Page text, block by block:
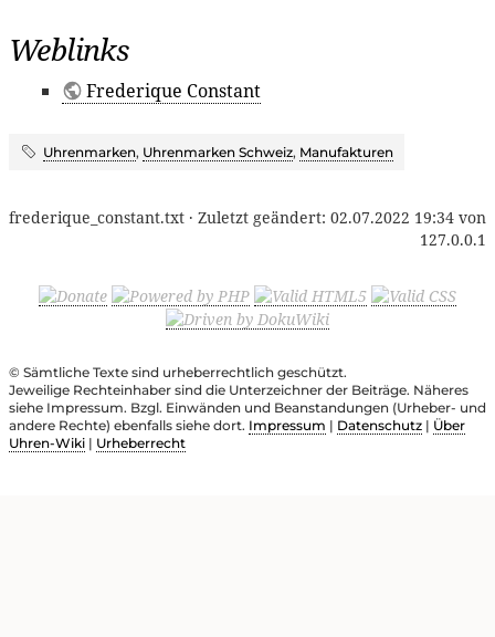
Weblinks
Frederique Constant
Uhrenmarken, Uhrenmarken Schweiz, Manufakturen
frederique_constant.txt · Zuletzt geändert: 02.07.2022 19:34 von
127.0.0.1
© Sämtliche Texte sind urheberrechtlich geschützt.
Jeweilige Rechteinhaber sind die Unterzeichner der Beiträge. Näheres
siehe Impressum. Bzgl. Einwänden und Beanstandungen (Urheber- und
andere Rechte) ebenfalls siehe dort. Impressum | Datenschutz | Über
Uhren-Wiki | Urheberrecht